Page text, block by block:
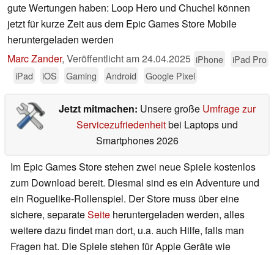
gute Wertungen haben: Loop Hero und Chuchel können
jetzt für kurze Zeit aus dem Epic Games Store Mobile
heruntergeladen werden
Marc Zander, Veröffentlicht am24.04.2025 iPhone
iPad Pro
iPad
iOS Gaming Android Google Pixel
Jetzt mitmachen: Unsere große Umfrage zur
Servicezufriedenheitbei Laptops und
Smartphones 2026
Im Epic Games Store stehen zwei neue Spiele kostenlos
zum Download bereit. Diesmal sind es ein Adventure und
ein Roguelike-Rollenspiel. Der Store muss über eine
sichere, separateSeite heruntergeladen werden, alles
weitere dazu findet man dort, u.a. auch Hilfe, falls man
Fragen hat. Die Spiele stehen für Apple Geräte wie